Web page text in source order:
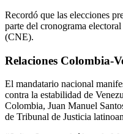
Recordó que las elecciones
parte del cronograma
(CNE).
Relaciones Colombia-
El mandatario nacional
contra la estabilidad de
Colombia, Juan Manuel
de Tribunal de Justicia